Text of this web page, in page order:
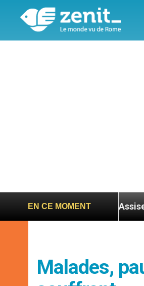
EN CE MOMENT
du pape à Assise : « Allons-y !
Malades,